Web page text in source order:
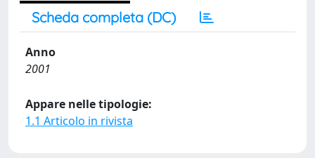
Scheda completa (DC)
Anno
2001
Appare nelle tipologie:
1.1 Articolo in rivista